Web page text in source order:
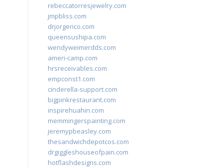
rebeccatorresjewelry.com
jmpbliss.com
drjorgerico.com
queensushipa.com
wendyweimerdds.com
ameri-camp.com
hrsreceivables.com
empconst1.com
cinderella-support.com
bigpinkrestaurant.com
inspirehuahin.com
memmingerspainting.com
jeremypbeasley.com
thesandwichdepotcos.com
drgiggleshouseofpain.com
hotflashdesigns.com